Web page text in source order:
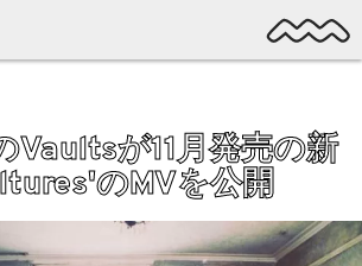
Vaultsが11月発売の新
のMVを公開